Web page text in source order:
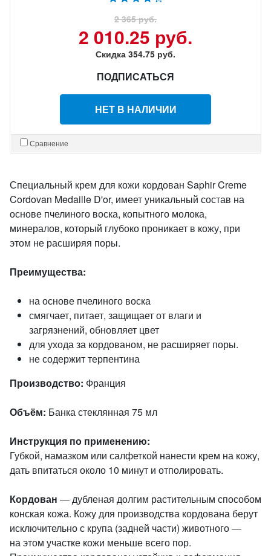
2 365 руб.
2 010.25 руб.
Скидка 354.75 руб.
ПОДПИСАТЬСЯ
НЕТ В НАЛИЧИИ
Сравнение
Специальный крем для кожи кордован Saphir Creme
Cordovan Medaille D'or, имеет уникальный состав на
основе пчелиного воска, копытного молока,
минералов, который глубоко проникает в кожу, при
этом не расширяя поры.
Преимущества:
на основе пчелиного воска
смягчает, питает, защищает от влаги и
загрязнений, обновляет цвет
для ухода за кордованом, не расширяет поры.
не содержит терпентина
Производство: Франция
Объём: Банка стеклянная 75 мл
Инструкция по применению:
Губкой, намазком или салфеткой нанести крем на кожу,
дать впитаться около 10 минут и отполировать.
Кордован — дубленая долгим растительным способом
конская кожа. Кожу для производства кордована берут
исключительно с крупа (задней части) животного —
на этом участке кожи меньше всего пор.